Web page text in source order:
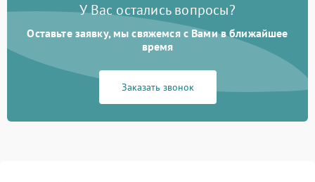
Не работает сушилка 2100 ₽ Подробнее →
Сбои в работе таймера 1700 ₽
У Вас остались вопросы?
Оставьте заявку, мы свяжемся с Вами в ближайшее
время
Заказать звонок